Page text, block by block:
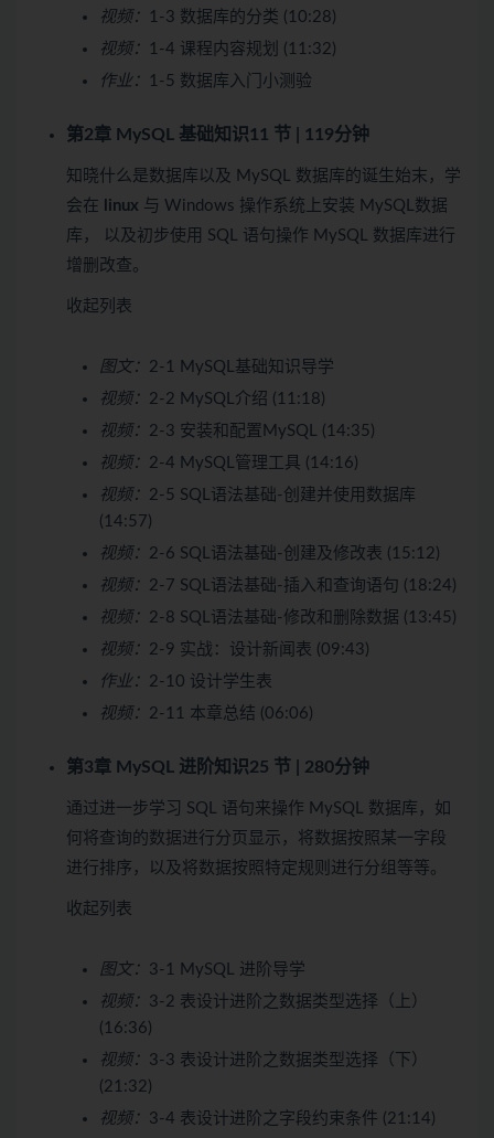
视频：
1-3 数据库的分类 (10:28)
视频：
1-4 课程内容规划 (11:32)
作业：
1-5 数据库入门小测验
第2章 MySQL 基础知识11 节 | 119分钟
知晓什么是数据库以及 MySQL 数据库的诞生始末，学
会在
linux 与 Windows 操作系统上安装 MySQL数据
库， 以及初步使用 SQL 语句操作 MySQL 数据库进行
增删改查。
收起列表
图文： 2-1 MySQL基础知识导学
视频： 2-2 MySQL介绍 (11:18)
视频： 2-3 安装和配置MySQL (14:35)
视频： 2-4 MySQL管理工具 (14:16)
视频： 2-5 SQL语法基础-创建并使用数据库
(14:57)
视频： 2-6 SQL语法基础-创建及修改表 (15:12)
视频： 2-7 SQL语法基础-插入和查询语句 (18:24)
视频： 2-8 SQL语法基础-修改和删除数据 (13:45)
视频： 2-9 实战：设计新闻表 (09:43)
作业： 2-10 设计学生表
视频： 2-11 本章总结 (06:06)
第3章 MySQL 进阶知识25 节 | 280分钟
通过进一步学习 SQL 语句来操作 MySQL 数据库，如
何将查询的数据进行分页显示，将数据按照某一字段
进行排序，以及将数据按照特定规则进行分组等等。
收起列表
图文： 3-1 MySQL 进阶导学
视频： 3-2 表设计进阶之数据类型选择（上）
(16:36)
视频： 3-3 表设计进阶之数据类型选择（下）
(21:32)
视频： 3-4 表设计进阶之字段约束条件 (21:14)